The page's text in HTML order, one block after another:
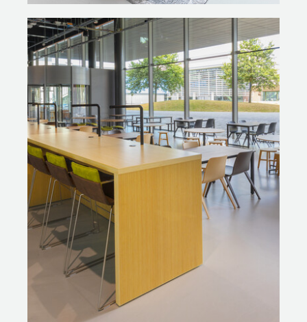
onderwijslandschap – van workbench en aanlandtafel
Gispen TM, bureaustoel Zinn, hoge kruk Triennial tot de
modulaire WORK_click bank en loungebank Sett –
verzorgde Gispen decoratieve items, lampen, tapijten,
plantenrekken en lockers. Kim Lantwaard,
accountmanager bij Gispen: ‘We kregen de ruimte voor
creatieve oplossingen. Zo hebben we in de horeca-
omgeving het framework van de circulaire en modulaire
bureaulijn CIMO toegepast als plantenrek en
stellingkast. Alle lockers zijn helemaal op maat gemaakt,
zowel qua maatvoering als bijvoorbeeld de afwerking
met bamboe omlijningen. In de onderwijszalen staan
maatwerktafels wat dieptes betreft, met elektra in de
zijkant verwerkt in plaats van aan de voorkant – minder
opvallend bij nieuwe opstellingen. Op een aantal
plekken staat de circulaire bank Sett CE waarvan de
romp 3D geprint is uit gerecycled plastic.’ Een extra
aandachtspunt vormde de akoestiek in de diverse